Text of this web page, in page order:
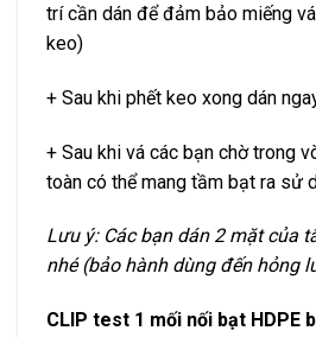
trí cần dán để đảm bảo miếng
keo)
+ Sau khi phết keo xong dán
+ Sau khi vá các bạn chờ trong
toàn có thể mang tầm bạt ra sử
Lưu ý: Các bạn dán 2 mặt của
nhé (bảo hành dùng đến hỏng
CLIP test 1 mối nối bạt HDPE